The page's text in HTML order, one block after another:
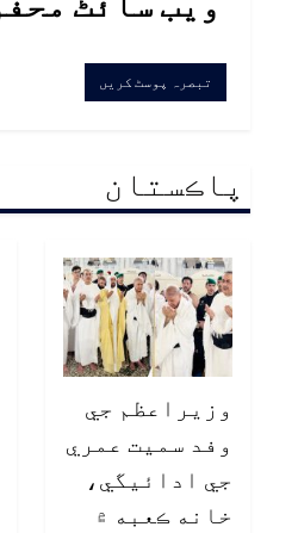
پاڪستان
وزيراعظم جي
وفد سميت عمري
جي ادائيگي،
خانه ڪعبه ۾